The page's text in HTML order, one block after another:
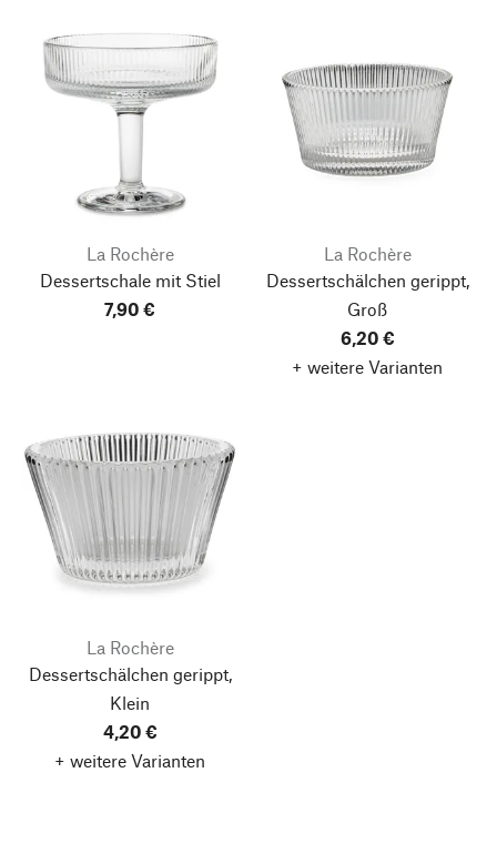
La Rochère
Dessertschale mit Stiel
7,90 €
La Rochère
Dessertschälchen gerippt,
Groß
6,20 €
+ weitere Varianten
La Rochère
Dessertschälchen gerippt,
Klein
4,20 €
+ weitere Varianten